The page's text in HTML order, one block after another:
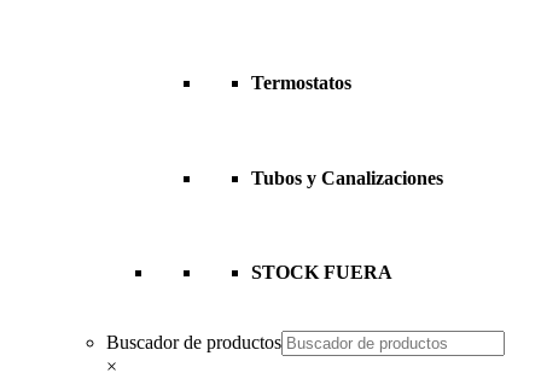
Termostatos
Tubos y Canalizaciones
STOCK FUERA
Buscador de productos
×